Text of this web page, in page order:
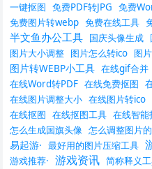
一键抠图 免费PDF转JPG 免费
免费图片转webp 免费在线工具
半文鱼办公工具 国庆头像生成
图片大小调整 图片怎么转ico 图
图片转WEBP小工具 在线gif合并
在线Word转PDF 在线免费抠图
在线图片调整大小 在线图片转ico
在线抠图 在线抠图工具 在线智能
怎么生成国旗头像 怎么调整图片
易起游· 最好用的图片压缩工具
游戏推荐· 游戏资讯 简称释义